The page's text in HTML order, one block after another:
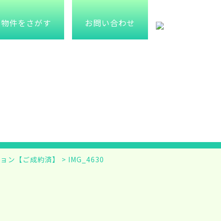
物件をさがす お問い合わせ
ン【ご成約済】 > IMG_4630